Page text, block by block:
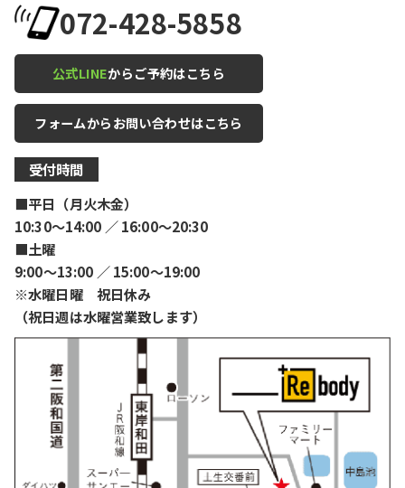
072-428-5858
公式LINEからご予約はこちら
フォームからお問い合わせはこちら
受付時間
■平日（月火木金）
10:30〜14:00 ／ 16:00〜20:30
■土曜
9:00〜13:00 ／ 15:00〜19:00
※水曜日曜 祝日休み
（祝日週は水曜営業致します）